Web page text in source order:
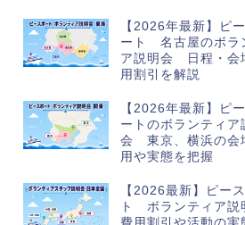
【2026年最新】ピ
ート 名古屋のボラ
ア説明会 日程・会
用割引を解説
【2026年最新】ピ
ートのボランティア
会 東京、横浜の会
用や実態を把握
【2026最新】ピー
ト ボランティア説